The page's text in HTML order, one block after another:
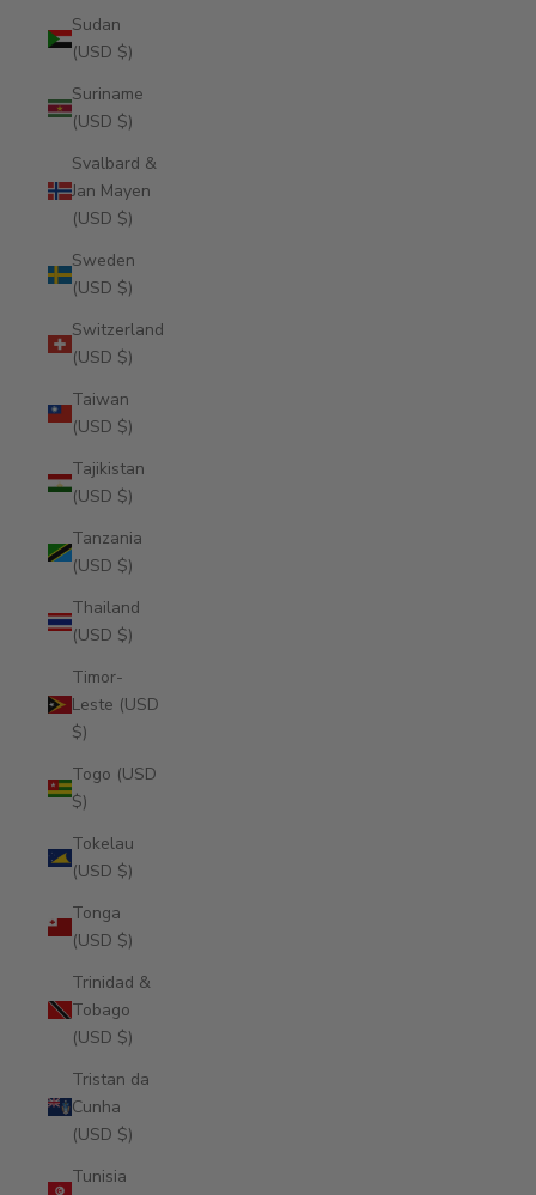
Sudan
(USD $)
Suriname
(USD $)
Svalbard &
Jan Mayen
(USD $)
Sweden
(USD $)
Switzerland
(USD $)
Taiwan
(USD $)
Tajikistan
(USD $)
Tanzania
(USD $)
Thailand
(USD $)
Timor-
Leste (USD
$)
Togo (USD
$)
Tokelau
(USD $)
Tonga
(USD $)
Trinidad &
Tobago
(USD $)
Tristan da
Cunha
(USD $)
Tunisia